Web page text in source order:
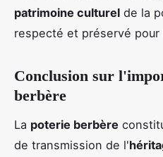
patrimoine culturel de la
respecté et préservé
Conclusion sur
berbère
La poterie berbère
de transmission de l'